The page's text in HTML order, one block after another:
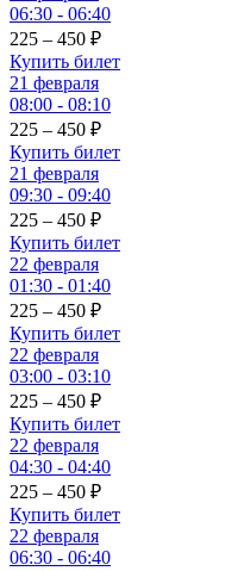
06:30 - 06:40
225 – 450 ₽
Купить билет
21 февраля
08:00 - 08:10
225 – 450 ₽
Купить билет
21 февраля
09:30 - 09:40
225 – 450 ₽
Купить билет
22 февраля
01:30 - 01:40
225 – 450 ₽
Купить билет
22 февраля
03:00 - 03:10
225 – 450 ₽
Купить билет
22 февраля
04:30 - 04:40
225 – 450 ₽
Купить билет
22 февраля
06:30 - 06:40